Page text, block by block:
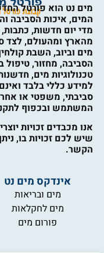
מים נט הוא פורטל
המים, איכות הסביבה
מדי יום חדשות, כתבות,
מהארץ ומהעולם, לצד
מים וביוב, השבת
הסביבה, מחזור, טיפול
טכנולוגיות מים,
למידע כללי בלבד
סביבתי, משפטי או
המשתמש ובכפוף
אנו מכבדים זכויות
שיש לכם זכויות בו,
הקשר.
אינדקס מים נט
מים ובריאות
מים לחקלאות
פורום מים